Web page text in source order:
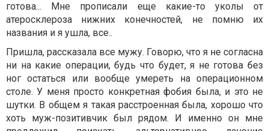
готова... Мне прописали еще какие-то уколы от
атеросклероза нижних конечностей, не помню их
названия и я ушла, все..
Пришла, рассказала все мужу. Говорю, что я не согласна
ни на какие операции, будь что будет, я не готова без
ног остаться или вообще умереть на операционном
столе. У меня просто конкретная фобия была, и это не
шутки. В общем я такая расстроенная была, хорошо что
хоть муж-позитивчик был рядом. И именно он мне